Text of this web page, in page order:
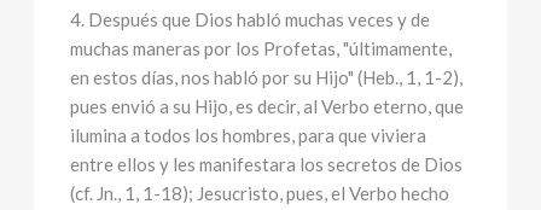
4. Después que Dios habló muchas veces y de
muchas maneras por los Profetas, "últimamente,
en estos días, nos habló por su Hijo" (Heb., 1, 1-2),
pues envió a su Hijo, es decir, al Verbo eterno, que
ilumina a todos los hombres, para que viviera
entre ellos y les manifestara los secretos de Dios
(cf. Jn., 1, 1-18); Jesucristo, pues, el Verbo hecho